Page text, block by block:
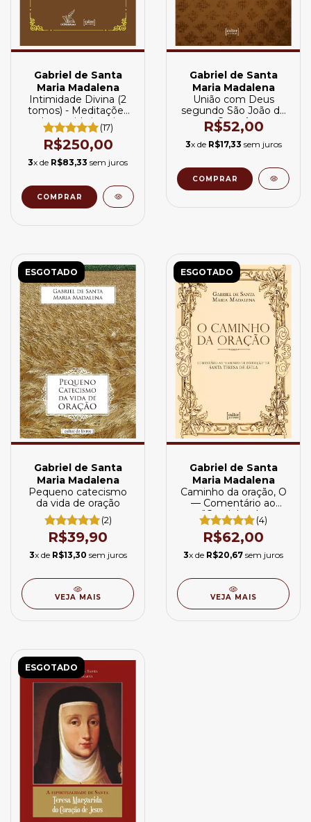
Gabriel de Santa
Maria Madalena
Intimidade Divina (2
tomos) - Meditações
sobre a vida interior
(17)
R$250,00
3x de R$83,33 sem juros
Gabriel de Santa
Maria Madalena
União com Deus
segundo São João da
Cruz, A
R$52,00
3x de R$17,33 sem juros
ESGOTADO
Gabriel de Santa
Maria Madalena
Pequeno catecismo
da vida de oração
(2)
R$39,90
3x de R$13,30 sem juros
VEJA MAIS
ESGOTADO
Gabriel de Santa
Maria Madalena
Caminho da oração, O
— Comentário ao
"Caminho de
Perfeição" de Santa
Teresa de Ávila
(4)
R$62,00
3x de R$20,67 sem juros
VEJA MAIS
ESGOTADO